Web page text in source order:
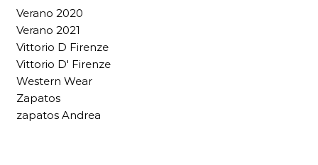
Verano 2020
Verano 2021
Vittorio D Firenze
Vittorio D' Firenze
Western Wear
Zapatos
zapatos Andrea